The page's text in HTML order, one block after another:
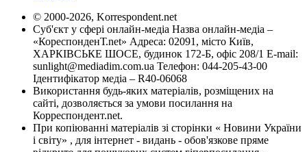
© 2000-2026, Korrespondent.net
Суб'єкт у сфері онлайн-медіа Назва онлайн-медіа –
«КореспонденТ.net» Адреса: 02091, місто Київ,
ХАРКІВСЬКЕ ШОСЕ, будинок 172-Б, офіс 208/1 E-mail:
sunlight@mediadim.com.ua Телефон: 044-205-43-00
Ідентифікатор медіа – R40-06068
Використання будь-яких матеріалів, розміщених на
сайті, дозволяється за умови посилання на
Корреспондент.net.
При копіюванні матеріалів зі сторінки « Новини України
і світу» , для інтернет - видань - обов'язкове пряме